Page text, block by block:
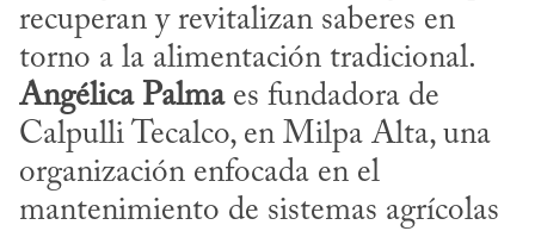
recuperan y revitalizan saberes en
Angélica Palma es fundadora de
Calpulli Tecalco, en Milpa Alta, una
organización enfocada en el
mantenimiento de sistemas agrícolas